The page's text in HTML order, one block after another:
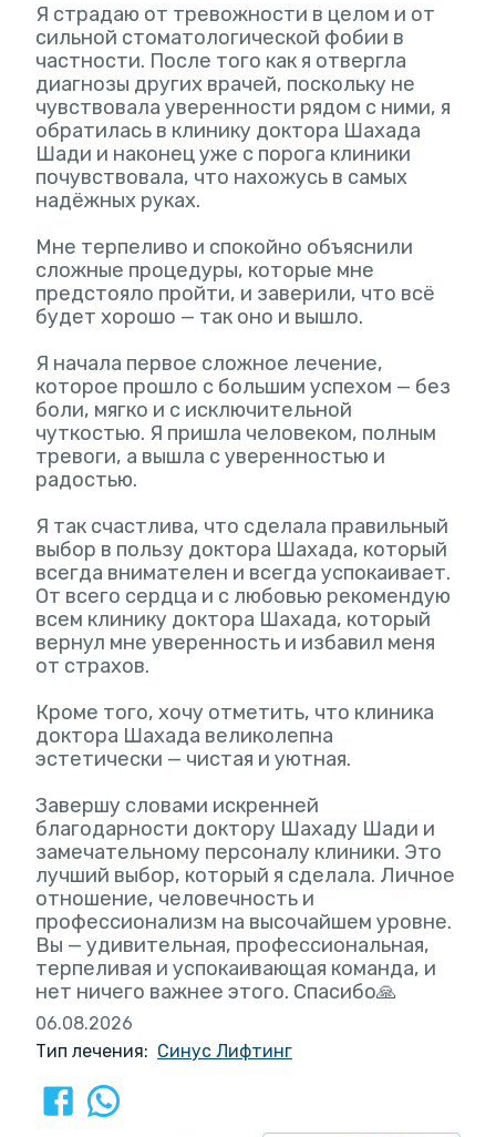
Я страдаю от тревожности в целом и от
сильной стоматологической фобии в
частности. После того как я отвергла
диагнозы других врачей, поскольку не
чувствовала уверенности рядом с ними, я
обратилась в клинику доктора Шахада
Шади и наконец уже с порога клиники
почувствовала, что нахожусь в самых
надёжных руках.
Мне терпеливо и спокойно объяснили
сложные процедуры, которые мне
предстояло пройти, и заверили, что всё
будет хорошо — так оно и вышло.
Я начала первое сложное лечение,
которое прошло с большим успехом — без
боли, мягко и с исключительной
чуткостью. Я пришла человеком, полным
тревоги, а вышла с уверенностью и
радостью.
Я так счастлива, что сделала правильный
выбор в пользу доктора Шахада, который
всегда внимателен и всегда успокаивает.
От всего сердца и с любовью рекомендую
всем клинику доктора Шахада, который
вернул мне уверенность и избавил меня
от страхов.
Кроме того, хочу отметить, что клиника
доктора Шахада великолепна
эстетически — чистая и уютная.
Завершу словами искренней
благодарности доктору Шахаду Шади и
замечательному персоналу клиники. Это
лучший выбор, который я сделала. Личное
отношение, человечность и
профессионализм на высочайшем уровне.
Вы — удивительная, профессиональная,
терпеливая и успокаивающая команда, и
нет ничего важнее этого. Спасибо🙏
06.08.2026
Тип лечения: Синус Лифтинг